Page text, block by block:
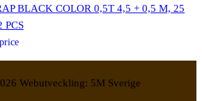
BLACK COLOR 0,5T 4,5 + 0,5 M, 25
PCS
Webutveckling: 5M Sverige